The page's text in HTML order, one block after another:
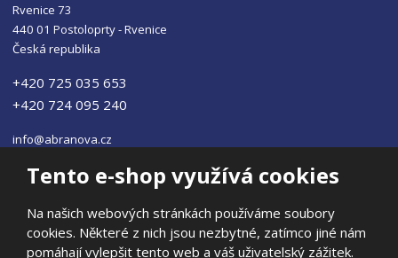
Tento e-shop využívá cookies
Na našich webových stránkách používáme soubory
cookies. Některé z nich jsou nezbytné, zatímco jiné nám
pomáhají vylepšit tento web a váš uživatelský zážitek.
Rvenice 73
440 01 Postoloprty - Rvenice
Česká republika
+420 725 035 653
+420 724 095 240
info@abranova.cz
© 2026, ABRANOVA s.r.o